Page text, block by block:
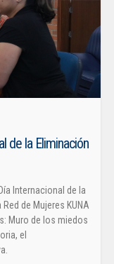
de la Eliminación
Internacional de la
de Mujeres KUNA
Muro de los miedos
el